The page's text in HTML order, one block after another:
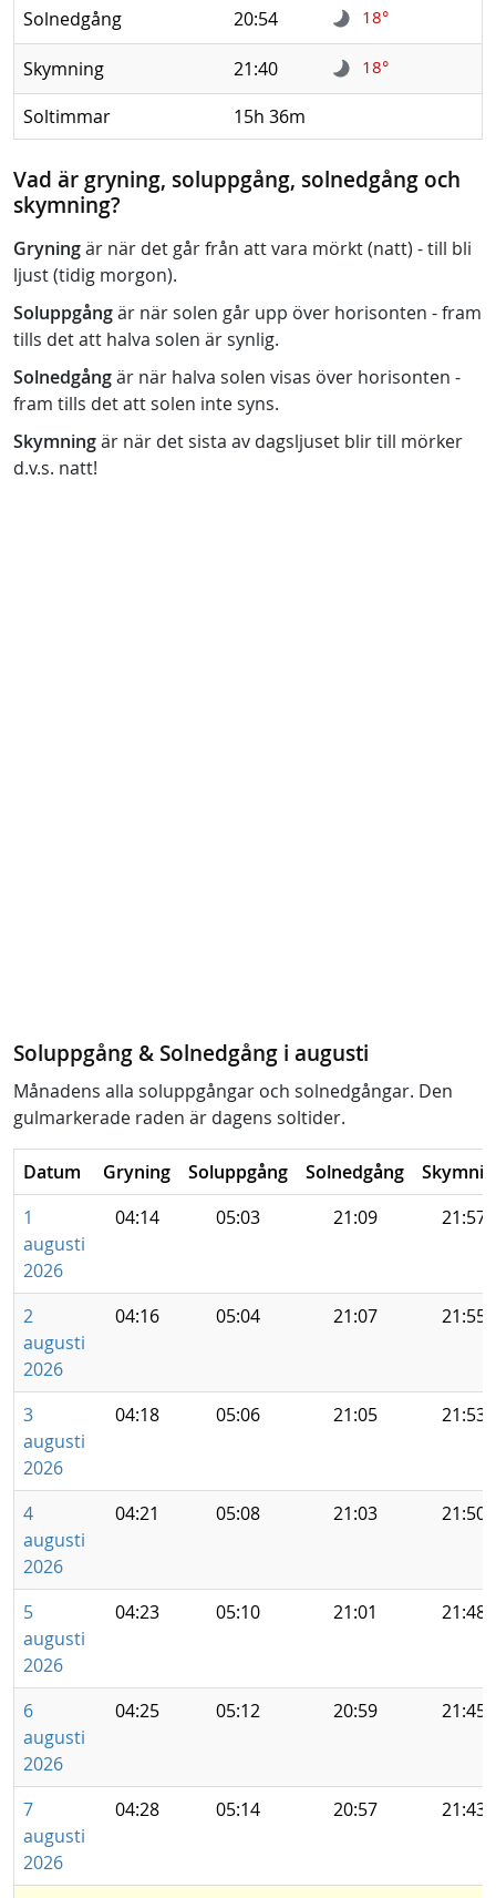
Solnedgång
20:54 18°
Skymning 21:40 18°
Soltimmar 15h 36m
Vad är gryning, soluppgång, solnedgång och
skymning?
Gryningär när det går från att vara mörkt (natt) - till bli
ljust (tidig morgon).
Soluppgångär när solen går upp över horisonten - fram
tills det att halva solen är synlig.
Solnedgångär när halva solen visas över horisonten -
fram tills det att solen inte syns.
Skymningär när det sista av dagsljuset blir till mörker
d.v.s. natt!
Soluppgång & Solnedgång i augusti
Månadens alla soluppgångar och solnedgångar. Den
gulmarkerade raden är dagens soltider.
Datum Gryning Soluppgång Solnedgång
1
augusti
2026
04:14 05:03 21:09 21:57
2
augusti
2026
04:16 05:04 21:07 21:55
3
augusti
2026
04:18 05:06 21:05 21:53
4
augusti
2026
04:21 05:08 21:03 21:50
5
augusti
2026
04:23 05:10 21:01 21:48
6
augusti
2026
04:25 05:12 20:59 21:45
7
augusti
2026
04:28 05:14 20:57 21:43